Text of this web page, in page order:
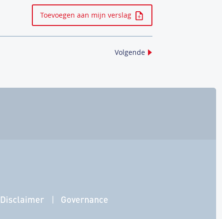
Toevoegen aan mijn verslag
Volgende
Disclaimer Governance